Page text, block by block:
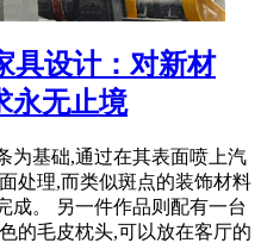
具设计：对新材
永无止境
为基础,通过在其表面喷上汽
处理,而类似斑点的装饰材料
成。 另一件作品则配有一台
的毛皮枕头,可以放在客厅的